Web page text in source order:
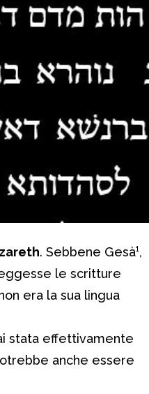
. Sebbene Gesà¹,
le scritture
era la sua lingua
stata effettivamente
anche essere